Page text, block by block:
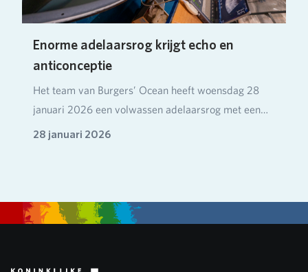
Enorme adelaarsrog krijgt echo en
anticonceptie
Het team van Burgers’ Ocean heeft woensdag 28
januari 2026 een volwassen adelaarsrog met een
spanwij…
28 januari 2026